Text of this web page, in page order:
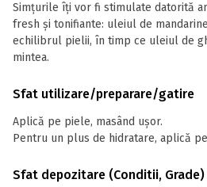
Simțurile îți vor fi stimulate datorită
fresh și tonifiante: uleiul de
echilibrul pielii, în timp ce uleiul de
mintea.
Sfat utilizare/preparare/gatire
Aplică pe piele, masând ușor.
Pentru un plus de hidratare, aplică
Sfat depozitare (Conditii, Grade)